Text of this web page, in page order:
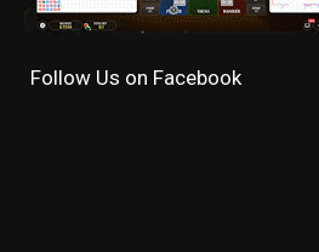
Follow Us on Facebook